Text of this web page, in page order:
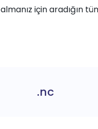
için aradığın
.nc